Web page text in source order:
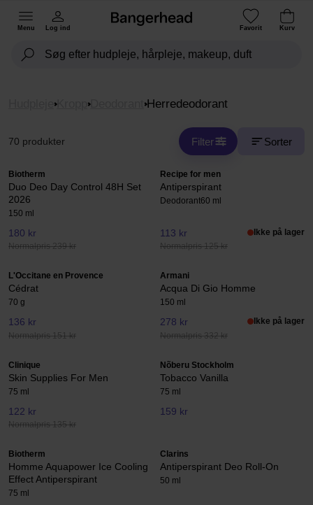
Menu Log ind Favorit Kurv
Kropp Deodorant Herredeodorant
70 produkter Filter Sorter
Biotherm
Duo Deo Day Control 48H Set
2026
150 ml
180 kr
Normalpris 239 kr
Recipe for men
Antiperspirant
Deodorant60 ml
113 kr
Normalpris 125 kr
Ikke på lager
L'Occitane en Provence
Cédrat
70 g
136 kr
Normalpris 151 kr
Armani
Acqua Di Gio Homme
150 ml
278 kr
Normalpris 332 kr
Ikke på lager
Clinique
Skin Supplies For Men
75 ml
122 kr
Normalpris 135 kr
Nõberu Stockholm
Tobacco Vanilla
75 ml
159 kr
Biotherm
Homme Aquapower Ice Cooling
Effect Antiperspirant
75 ml
Clarins
Antiperspirant Deo Roll-On
50 ml